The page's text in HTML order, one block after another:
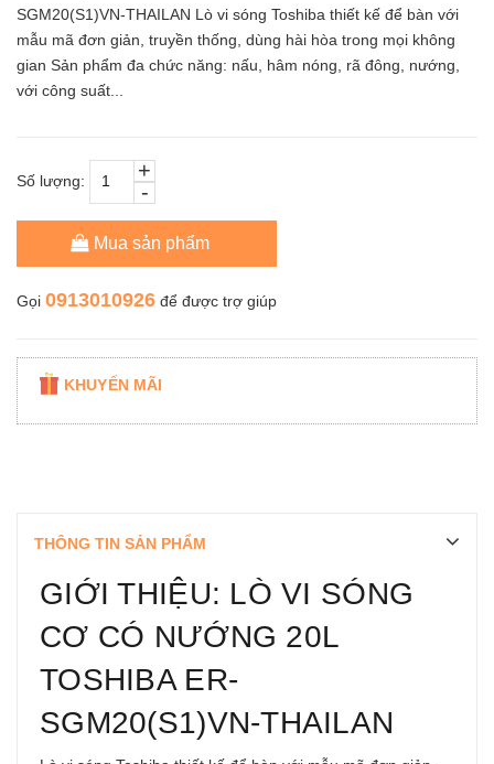
SGM20(S1)VN-THAILAN Lò vi sóng Toshiba thiết kế để bàn với
mẫu mã đơn giản, truyền thống, dùng hài hòa trong mọi không
gian Sản phẩm đa chức năng: nấu, hâm nóng, rã đông, nướng,
với công suất...
Số lượng: -
+
Mua sản phẩm
Gọi 0913010926 để được trợ giúp
KHUYẾN MÃI
THÔNG TIN SẢN PHẨM
GIỚI THIỆU: LÒ VI SÓNG
CƠ CÓ NƯỚNG 20L
TOSHIBA ER-
SGM20(S1)VN-THAILAN